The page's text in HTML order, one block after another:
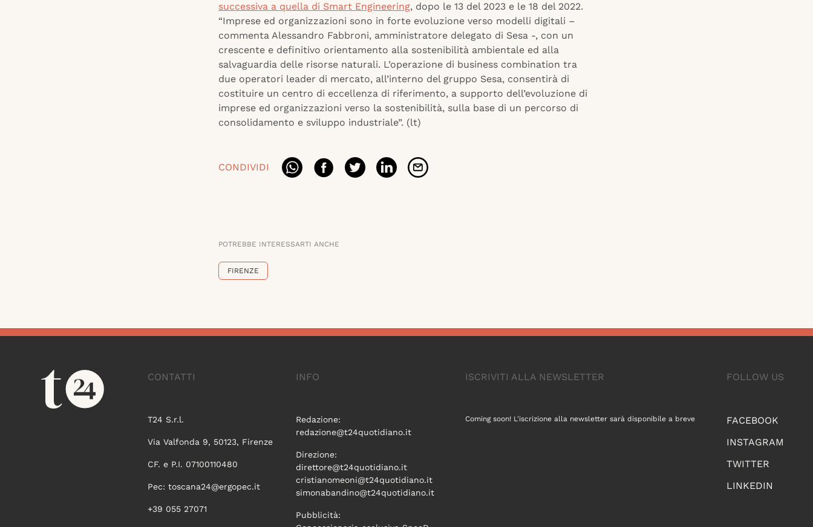
successiva a quella di Smart Engineering, dopo le 13 del 2023 e le 18 del 2022.
“Imprese ed organizzazioni sono in forte evoluzione verso modelli digitali –
commenta Alessandro Fabbroni, amministratore delegato di Sesa -, con un
crescente e definitivo orientamento alla sostenibilità ambientale ed alla
salvaguardia delle risorse naturali. L’operazione di business combination tra
due operatori leader di mercato, all’interno del gruppo Sesa, consentirà di
costituire un centro di eccellenza di riferimento, a supporto dell’evoluzione di
imprese ed organizzazioni verso la sostenibilità, sulla base di un percorso di
consolidamento e sviluppo industriale”. (lt)
CONDIVIDI
POTREBBE INTERESSARTI ANCHE
FIRENZE
CONTATTI
T24 S.r.l.
Via Valfonda 9, 50123, Firenze
CF. e P.I. 07100110480
Pec: toscana24@ergopec.it
+39 055 27071
INFO
Redazione:
redazione@t24quotidiano.it
Direzione:
direttore@t24quotidiano.it
cristianomeoni@t24quotidiano.it
simonabandino@t24quotidiano.it
Pubblicità:
FOLLOW US
FACEBOOK
INSTAGRAM
TWITTER
LINKEDIN
ISCRIVITI ALLA NEWSLETTER
Coming soon! L'iscrizione alla newsletter sarà disponibile a breve